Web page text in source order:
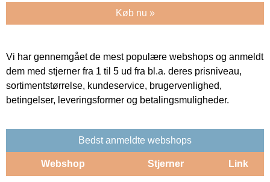
Køb nu »
Vi har gennemgået de mest populære webshops og anmeldt
dem med stjerner fra 1 til 5 ud fra bl.a. deres prisniveau,
sortimentstørrelse, kundeservice, brugervenlighed,
betingelser, leveringsformer og betalingsmuligheder.
Bedst anmeldte webshops
Webshop Stjerner Link